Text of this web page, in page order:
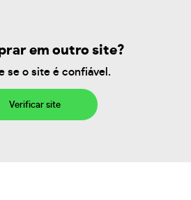
em outro site?
se o site é confiável.
Verificar site